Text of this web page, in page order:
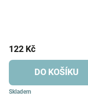
Skladem
122 Kč
DO KOŠÍKU